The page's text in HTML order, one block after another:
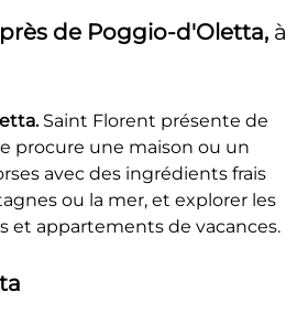
de Poggio-d'Oletta, à
Saint Florent présente de
procure une maison ou un
avec des ingrédients frais
ou la mer, et explorer les
et appartements de vacances.